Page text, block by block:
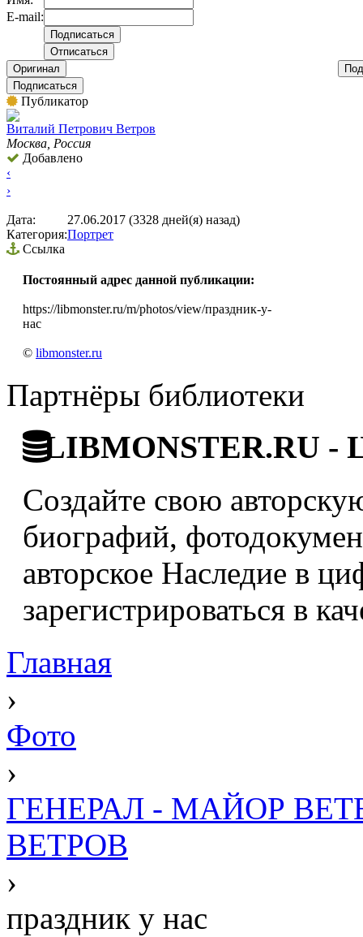
E-mail:
Оригинал
Подписаться
Публикатор
Виталий Петрович Ветров
Москва, Россия
Добавлено
‹
›
Дата:
27.06.2017 (3328 дней(я) назад)
Категория:Портрет
Ссылка
Постоянный адрес данной публикации:
https://libmonster.ru/m/photos/view/праздник-у-
нас
© libmonster.ru
Партнёры библиотеки
LIBMONSTER.RU -
Создайте свою
биографий,
авторское Наследие в
зарегистрироваться в
Главная
›
Фото
›
ГЕНЕРАЛ - МАЙОР
ВЕТРОВ
›
праздник у нас